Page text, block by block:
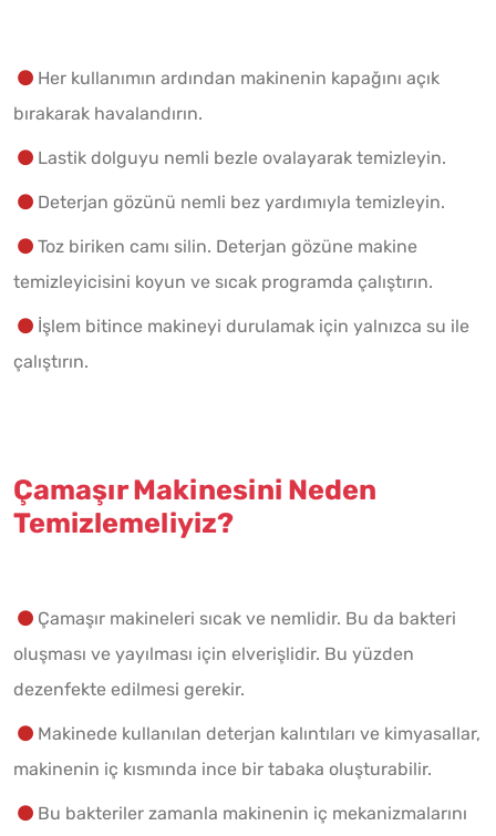
Her kullanımın ardından makinenin kapağını açık
bırakarak havalandırın.
Lastik dolguyu nemli bezle ovalayarak temizleyin.
Deterjan gözünü nemli bez yardımıyla temizleyin.
Toz biriken camı silin. Deterjan gözüne makine
temizleyicisini koyun ve sıcak programda çalıştırın.
İşlem bitince makineyi durulamak için yalnızca su ile
çalıştırın.
Çamaşır Makinesini Neden
Temizlemeliyiz?
Çamaşır makineleri sıcak ve nemlidir. Bu da bakteri
oluşması ve yayılması için elverişlidir. Bu yüzden
dezenfekte edilmesi gerekir.
Makinede kullanılan deterjan kalıntıları ve kimyasallar,
makinenin iç kısmında ince bir tabaka oluşturabilir.
Bu bakteriler zamanla makinenin iç mekanizmalarını